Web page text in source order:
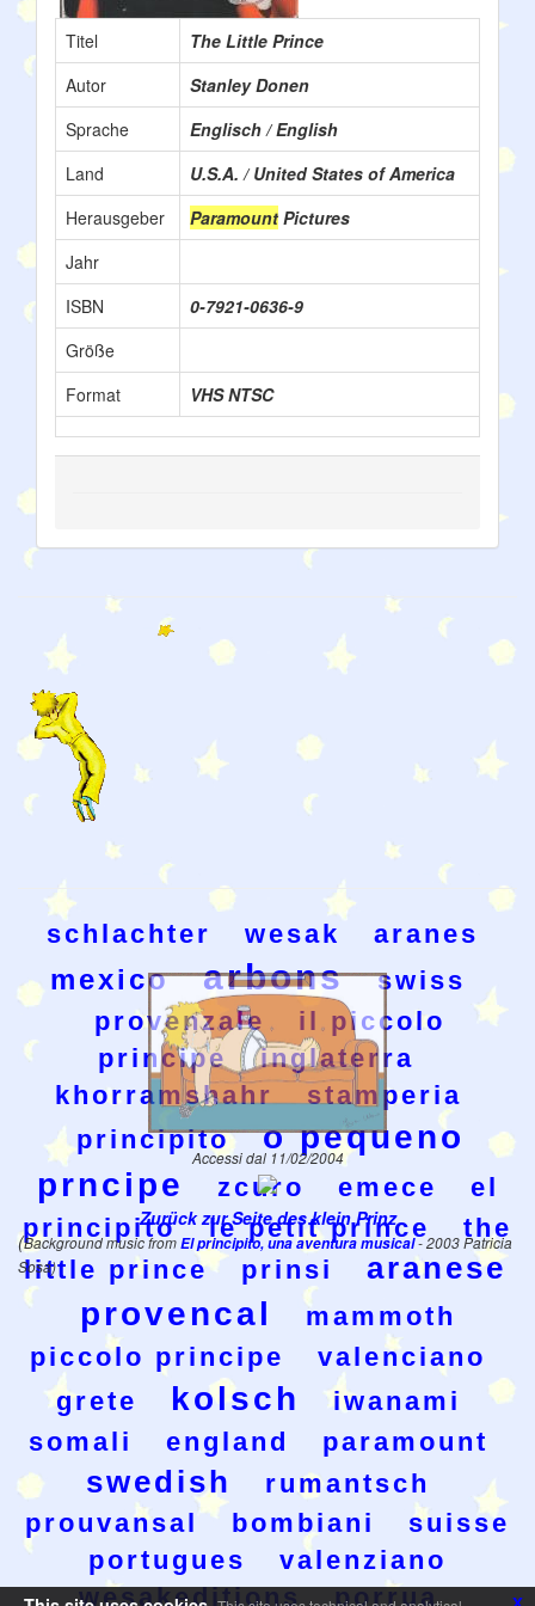
Titel
The Little Prince
Autor
Stanley Donen
Sprache
Englisch / English
Land
U.S.A. / United States of America
Herausgeber
Paramount Pictures
Jahr
ISBN
0-7921-0636-9
Größe
Format
VHS NTSC
schlachter wesak aranes
mexico arbons
swiss
provenzale
il piccolo
principe
inglaterra
khorramshahr
stamperia
principito
o pequeno
prncipe
zcuro emece
el
principito
le petit prince
the
little prince
prinsi aranese
provencal
mammoth
piccolo principe
valenciano
grete
kolsch
iwanami
somali
england paramount
swedish
rumantsch
prouvansal
bombiani
suisse
portugues
valenziano
wesakeditions
porrua
Accessi dal 11/02/2004
Zurück zur Seite des klein Prinz
(Background music fromEl principito, una aventura musical- 2003 Patricia
Sosa)
x